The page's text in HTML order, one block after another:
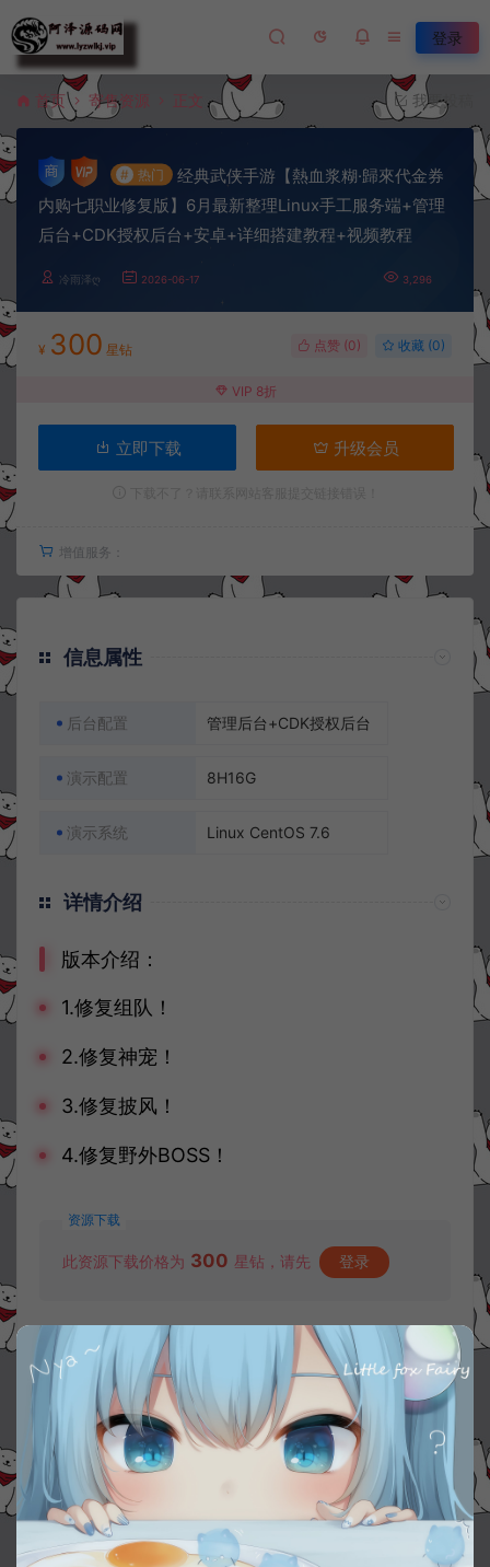
登录
首页 寄售资源 正文 我要投稿
# 热门
经典武侠手游【熱血浆糊·歸來代金券
内购七职业修复版】6月最新整理Linux手工服务端+管理
后台+CDK授权后台+安卓+详细搭建教程+视频教程
冷雨泽ღ 2026-06-17 3,296
¥ 300 星钻 点赞 (0) 收藏 (0)
VIP 8折
立即下载 升级会员
增值服务：
信息属性
后台配置 管理后台+CDK授权后台
演示配置 8H16G
演示系统 Linux CentOS 7.6
详情介绍
版本介绍：
1.修复组队！
2.修复神宠！
3.修复披风！
4.修复野外BOSS！
资源下载
此资源下载价格为 300 星钻，请先 登录
收藏 (0) 打赏 点赞 (
1.本站资源售价只是赞助，收取费用仅维持本站的日常运营所需。
2.若您需要商业运营或用于其他商业活动，请您购买正版授权并合法